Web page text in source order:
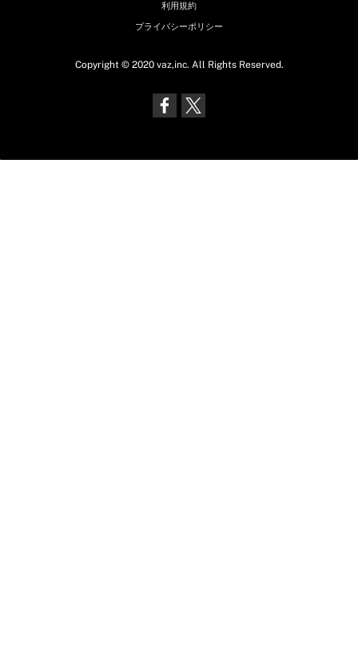
利用規約
プライバシーポリシー
Copyright © 2020 vaz,inc. All Rights Reserved.